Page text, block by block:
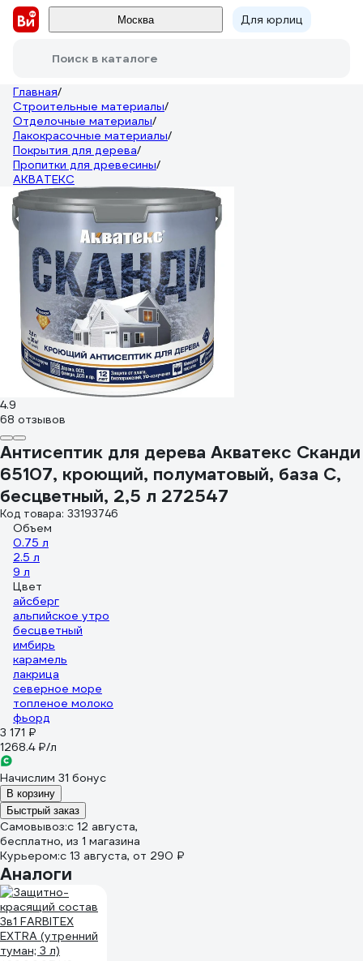
Москва Для юрлиц
Поиск в каталоге
Главная/
Строительные материалы/
Отделочные материалы/
Лакокрасочные материалы/
Покрытия для дерева/
Пропитки для древесины/
АКВАТЕКС
4.9
68 отзывов
Антисептик для дерева Акватекс Сканди
65107, кроющий, полуматовый, база C,
бесцветный, 2,5 л 272547
Код товара: 33193746
Объем
0.75 л
2.5 л
9 л
Цвет
айсберг
альпийское утро
бесцветный
имбирь
карамель
лакрица
северное море
топленое молоко
фьорд
3 171 ₽
1268.4 ₽/л
Начислим 31 бонус
В корзину
Быстрый заказ
Самовывоз:c 12 августа,
бесплатно, из 1 магазина
Курьером:c 13 августа, от 290 ₽
Аналоги